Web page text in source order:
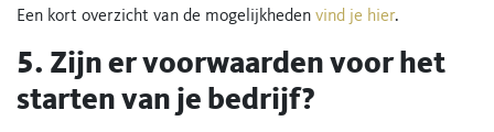
Een kort overzicht van de mogelijkheden vind je hier.
5. Zijn er voorwaarden voor het
starten van je bedrijf?